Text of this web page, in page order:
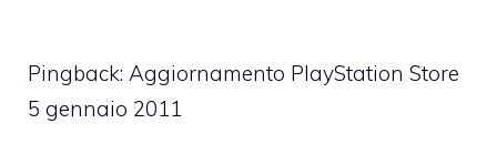
Pingback: Aggiornamento PlayStation Store
5 gennaio 2011